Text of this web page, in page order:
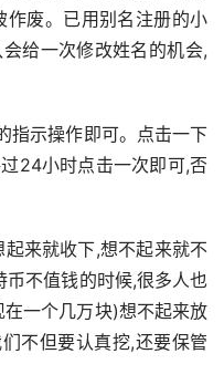
作废。已用别名注册的小
给一次修改姓名的机会,
指示操作即可。点击一下
24小时点击一次即可,否
来就收下,想不起来就不
币不值钱的时候,很多人也
一个几万块)想不起来放
不但要认真挖,还要保管